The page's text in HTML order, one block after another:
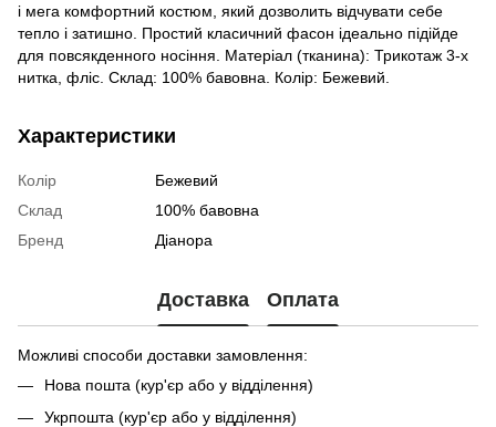
і мега комфортний костюм, який дозволить відчувати себе
тепло і затишно. Простий класичний фасон ідеально підійде
для повсякденного носіння. Матеріал (тканина): Трикотаж 3-х
нитка, фліс. Склад: 100% бавовна. Колір: Бежевий.
Характеристики
Колір
Бежевий
Склад
100% бавовна
Бренд
Діанора
Доставка Оплата
Можливі способи доставки замовлення:
Нова пошта (кур'єр або у відділення)
Укрпошта (кур'єр або у відділення)